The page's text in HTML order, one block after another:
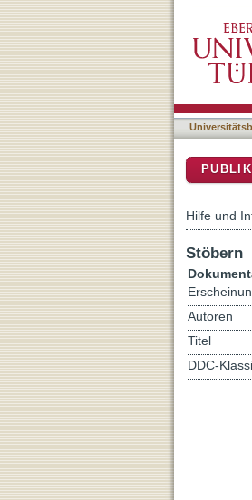
study
Hilfe und
Stöbern
Autoren
Titel
DDC-